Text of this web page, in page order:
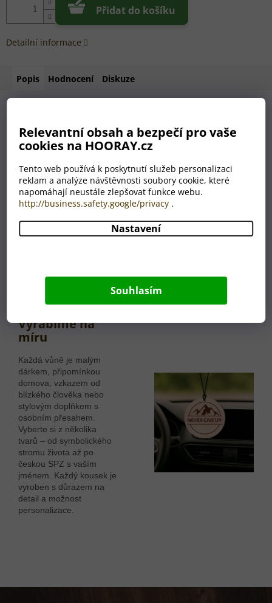
Relevantní obsah a bezpečí pro vaše
cookies na HOORAY.cz
Tento web používá k poskytnutí služeb personalizaci
reklam a analýze návštěvnosti soubory cookie, které
napomáhají neustále zlepšovat funkce webu.
http://business.safety.google/privacy .
Nastavení
Souhlasím
Přidat do košíku
Detailní informace
Popis Hodnocení Diskuze
Jak funguje nekonečná
vůně?
Dřevěný přívěsek je napuštěn esenciálním olejem, který se z
něj postupně uvolňuje – jemně, přirozeně a dlouhodobě. Až
esenciálního oleje přímo na dřevo. Vůně se znovu rozvoní a
Vyrábíme na
míru
Každá vůně je malým
dárkem, připomínkou
domova, vzkazem od
blízkého člověka nebo
stylovým doplňkem s
osobním přesahem.
Vyberte si z několika
tvarů – od symbolického
stromu života až po
českou SPZ s vaším
jménem. Každý kousek je
vyroben s důrazem na
detail a možnost
personalizace.